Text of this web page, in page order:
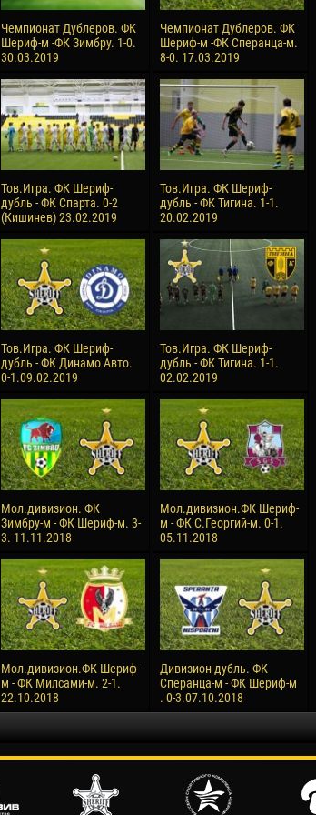
Чемпионат Дублеров. ФК
Шериф-м -ФК Зимбру. 1-0.
30.03.2019
Чемпионат Дублеров. ФК
Шериф-м -ФК Сперанца-м.
8-0. 17.03.2019
Тов.Игра. ФК Шериф-
дубль - ФК Спарта. 0-2
(Кишинев) 23.02.2019
Тов.Игра. ФК Шериф-
дубль - ФК Тигина. 1-1.
20.02.2019
Тов.Игра. ФК Шериф-
дубль - ФК Динамо Авто.
0-1.09.02.2019
Тов.Игра. ФК Шериф-
дубль - ФК Тигина. 1-1.
02.02.2019
Мол.дивизион. ФК
Зимбру-м - ФК Шериф-м. 3-
3. 11.11.2018
Мол.дивизион.ФК Шериф-
м - ФК С.Георгий-м. 0-1.
05.11.2018
Мол.дивизион.ФК Шериф-
м - ФК Милсами-м. 2-1.
22.10.2018
Дивизион-дубль. ФК
Сперанца-м - ФК Шериф-м
. 0-3.07.10.2018